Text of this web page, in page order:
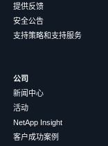
提供反馈
安全公告
支持策略和支持服务
公司
新闻中心
活动
NetApp Insight
客户成功案例